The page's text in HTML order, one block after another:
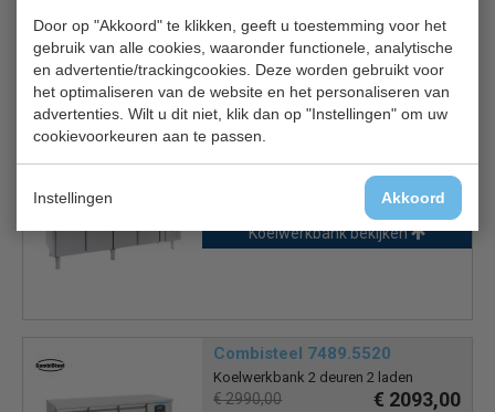
Door op "Akkoord" te klikken, geeft u toestemming voor het
gebruik van alle cookies, waaronder functionele, analytische
en advertentie/trackingcookies. Deze worden gebruikt voor
het optimaliseren van de website en het personaliseren van
advertenties. Wilt u dit niet, klik dan op "Instellingen" om uw
cookievoorkeuren aan te passen.
Instellingen Akkoord
Is dit iets voor jou?
Koelwerkbank 60 cm diep
€ 1180,00
Koelwerkbank bekijken
Combisteel 7489.5520
Koelwerkbank 2 deuren 2 laden
€ 2990,00 € 2093,00